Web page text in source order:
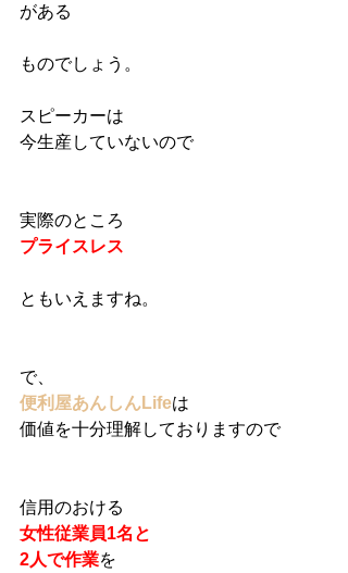
がある
ものでしょう。
スピーカーは
今生産していないので
実際のところ
プライスレス
ともいえますね。
で、
便利屋あんしんLifeは
価値を十分理解しておりますので
信用のおける
女性従業員1名と
2人で作業を